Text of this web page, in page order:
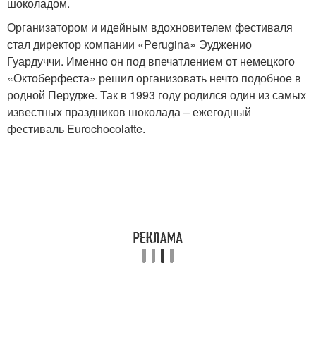
Организатором и идейным вдохновителем фестиваля
стал директор компании «Perugina» Эудженио
Гуардуччи. Именно он под впечатлением от немецкого
«Октоберфеста» решил организовать нечто подобное в
родной Перудже. Так в 1993 году родился один из самых
известных праздников шоколада – ежегодный
фестиваль Eurochocolatte.